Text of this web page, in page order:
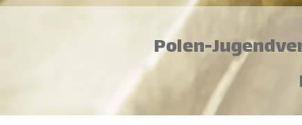
Polen-